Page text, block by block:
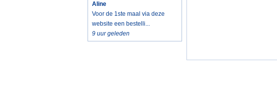
Aline
Voor de 1ste maal via deze
website een bestelli...
9 uur geleden